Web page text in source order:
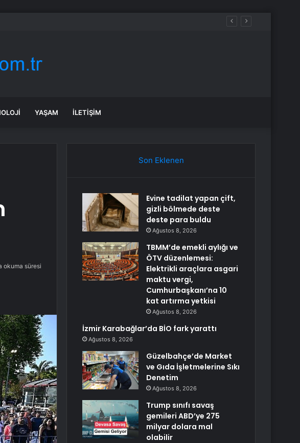
asgari maktu vergi, Cumhurbaşkanı’na 10 kat artırma yetkisi
YAŞAM İLETIŞIM
okuma süresi
Son Eklenen
Evine tadilat yapan çift,
gizli bölmede deste
deste para buldu
Ağustos 8, 2026
TBMM’de emekli aylığı ve
ÖTV düzenlemesi:
Elektrikli araçlara asgari
maktu vergi,
Cumhurbaşkanı’na 10
kat artırma yetkisi
Ağustos 8, 2026
İzmir Karabağlar’da BİO fark yarattı
Ağustos 8, 2026
Güzelbahçe’de Market
ve Gıda İşletmelerine Sıkı
Denetim
Ağustos 8, 2026
Trump sınıfı savaş
gemileri ABD’ye 275
milyar dolara mal
olabilir